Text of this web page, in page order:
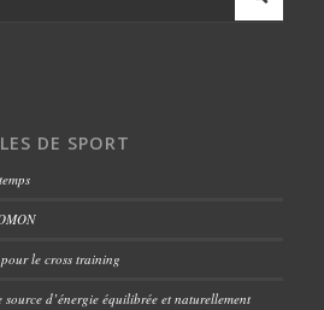
DE SPORT
le cross training
d’énergie équilibrée et naturellement